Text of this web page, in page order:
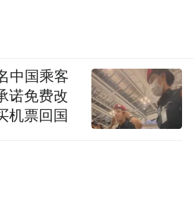
中国乘客
诺免费改
机票回国